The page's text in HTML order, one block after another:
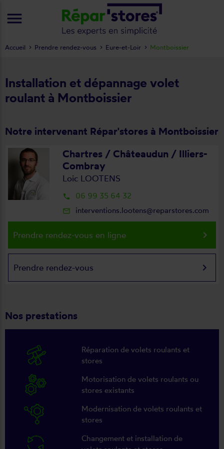
Installation et dépannage volet
roulant à Montboissier
Notre intervenant Répar'stores à Montboissier
Chartres / Châteaudun / Illiers-
Combray
Loic LOOTENS
local_phone 06 99 35 64 32
mail_outline interventions.lootens@reparstores.com
Prendre rendez-vous en ligne keyboard_arrow_right
Prendre rendez-vous keyboard_arrow_right
Nos prestations
Réparation de volets roulants et
stores
Motorisation de volets roulants ou
stores existants
Modernisation de volets roulants et
stores
Changement et installation de
Accueil Prendre rendez-vous Eure-et-Loir Montboissier
menu